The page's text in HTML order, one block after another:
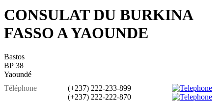
CONSULAT DU BURKINA
FASSO A YAOUNDE
Bastos
BP 38
Yaoundé
Téléphone
(+237) 222-233-899
(+237) 222-222-870